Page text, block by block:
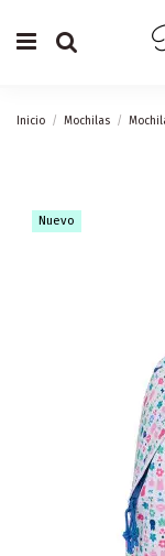
Inicio Mochilas
Nuevo